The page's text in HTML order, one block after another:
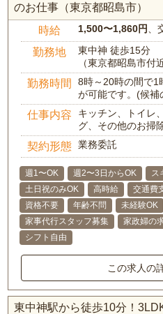
のお仕事（東京都昭島市）
時給 1,500〜1,860円
勤務地
東中神 徒歩15分
（東京都昭島市付
勤務時間
8時～20時の間で1
が可能です。(候補
仕事内容
キッチン、トイレ
グ、その他のお掃
契約形態 業務委託
週1〜OK 週2〜3日からOK
ス
土日祝のみOK
高時給 交通費
資格不要
年齢不問 未経験OK
家事代行スタッフ募集
家政婦の
シフト自由
この求人の
東中神駅から徒歩10分！